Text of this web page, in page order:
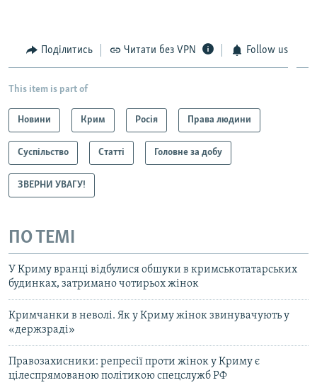
Поділитись Читати без VPN Follow us
This item is part of
Новини Крим Росія Права людини
Суспільство Статті Головне за добу
ЗВЕРНИ УВАГУ!
ПО ТЕМІ
У Криму вранці відбулися обшуки в кримськотатарських
будинках, затримано чотирьох жінок
Кримчанки в неволі. Як у Криму жінок звинувачують у
«держзраді»
Правозахисники: репресії проти жінок у Криму є
цілеспрямованою політикою спецслужб РФ